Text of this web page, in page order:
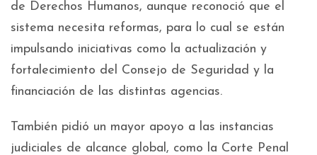
de Derechos Humanos, aunque reconoció que el
sistema necesita reformas, para lo cual se están
impulsando iniciativas como la actualización y
fortalecimiento del Consejo de Seguridad y la
financiación de las distintas agencias.
También pidió un mayor apoyo a las instancias
judiciales de alcance global, como la Corte Penal